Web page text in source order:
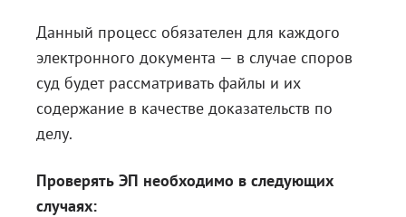
Данный процесс обязателен для каждого
электронного документа — в случае споров
суд будет рассматривать файлы и их
содержание в качестве доказательств по
делу.
Проверять ЭП необходимо в следующих
случаях: